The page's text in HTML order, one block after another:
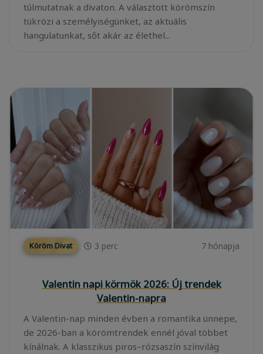
túlmutatnak a divaton. A választott körömszín
tükrözi a személyiségünket, az aktuális
hangulatunkat, sőt akár az élethel...
Köröm Divat 3 perc 7 hónapja
Valentin napi körmök 2026: Új trendek
Valentin-napra
A Valentin-nap minden évben a romantika ünnepe,
de 2026-ban a körömtrendek ennél jóval többet
kínálnak. A klasszikus piros–rózsaszín színvilág